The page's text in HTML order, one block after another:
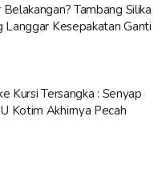
Tambang Silika
Langgar Kesepakatan Ganti
Kursi Tersangka : Senyap
Kotim Akhirnya Pecah